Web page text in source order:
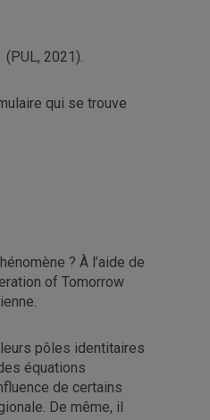
(PUL, 2021).
qui se trouve
? À l’aide de
of Tomorrow
pôles identitaires
équations
de certains
De même, il